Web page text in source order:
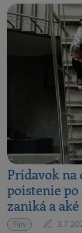
Prídavok na
poistenie
zaniká a
Tipy